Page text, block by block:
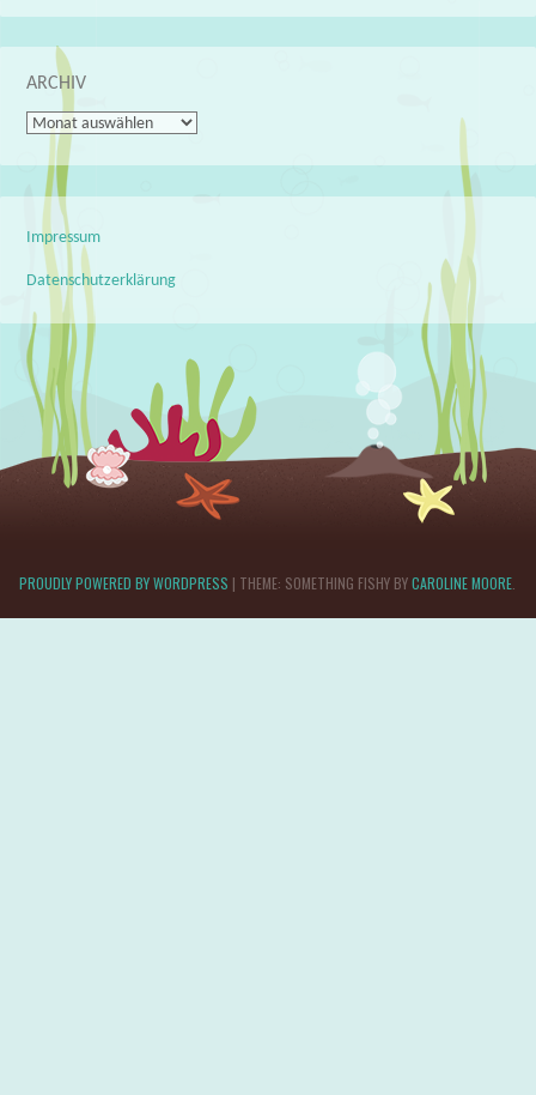
ARCHIV
Archiv
Impressum
Datenschutzerklärung
PROUDLY POWERED BY WORDPRESS | THEME: SOMETHING FISHY BYCAROLINE MOORE